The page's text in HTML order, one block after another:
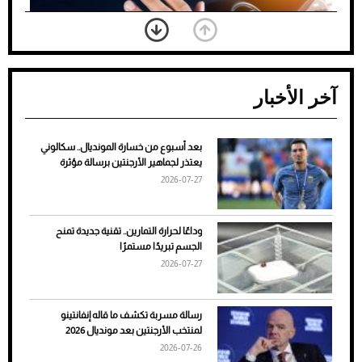
ضعف تبريد مكيف السيارة عند الوقوف.. أشهر
الأسباب والحلول
آخر الأخبار
بعد أسبوع من خسارة المونديال.. سكالوني
يعتذر لجماهير الأرجنتين برسالة مؤثرة
2026-07-27
وداعًا لحرارة التمارين.. تقنية جديدة تمنح
الجسم تبريدًا مستمرًا
2026-07-27
رسالة مسربة تكشف ما قاله إنفانتينو
لمنتخب الأرجنتين بعد مونديال 2026
2026-07-26